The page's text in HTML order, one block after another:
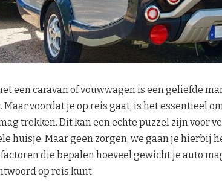
een caravan of vouwwagen is een geliefde
voordat je op reis gaat, is het essentieel
trekken. Dit kan een echte puzzel zijn voor
huisje. Maar geen zorgen, we gaan je hierbij
die bepalen hoeveel gewicht je auto
op reis kunt.